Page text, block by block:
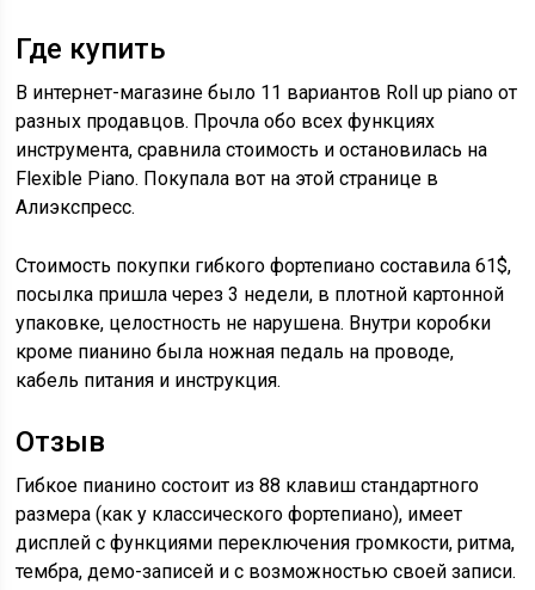
Где купить
В интернет-магазине было 11 вариантов Roll up piano от
разных продавцов. Прочла обо всех функциях
инструмента, сравнила стоимость и остановилась на
Flexible Piano. Покупала вот на этой странице в
Алиэкспресс.
Стоимость покупки гибкого фортепиано составила 61$,
посылка пришла через 3 недели, в плотной картонной
упаковке, целостность не нарушена. Внутри коробки
кроме пианино была ножная педаль на проводе,
кабель питания и инструкция.
Отзыв
Гибкое пианино состоит из 88 клавиш стандартного
размера (как у классического фортепиано), имеет
дисплей с функциями переключения громкости, ритма,
тембра, демо-записей и с возможностью своей записи.